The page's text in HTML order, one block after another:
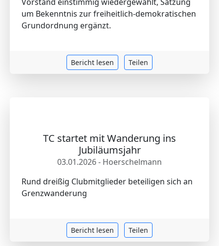
um Bekenntnis zur freiheitlich-demokratischen
Grundordnung ergänzt.
Bericht lesen Teilen
TC startet mit Wanderung ins
Jubiläumsjahr
03.01.2026 - Hoerschelmann
Rund dreißig Clubmitglieder beteiligen sich an
Grenzwanderung
Bericht lesen Teilen